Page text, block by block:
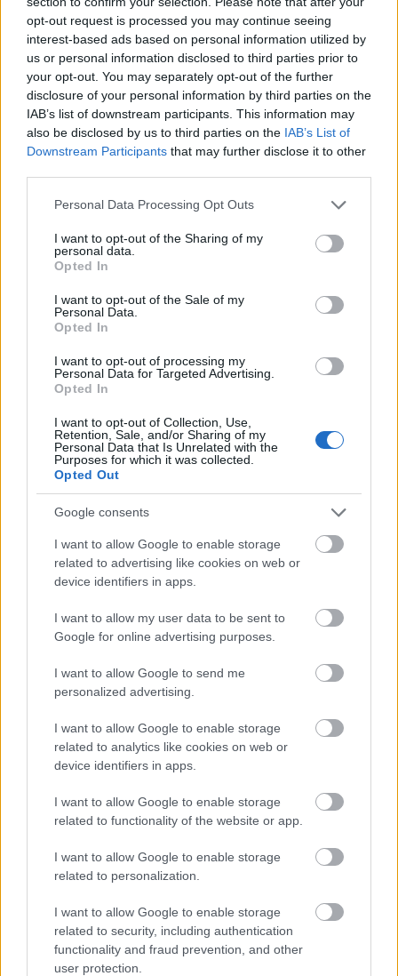
opt-out request is processed you may continue seeing
interest-based ads based on personal information utilized by
us or personal information disclosed to third parties prior to
your opt-out. You may separately opt-out of the further
disclosure of your personal information by third parties on the
IAB’s list of downstream participants. This information may
also be disclosed by us to third parties on the IAB’s List of
Downstream Participants that may further disclose it to other
Please note that this website/app uses one or more Google
not limited to your visit or usage behaviour. You may click to
grant or deny consent to Google and its third-party tags to
use your data for below specified purposes in below Google
consent section.
Personal Data Processing Opt Outs
I want to opt-out of the Sharing of my
personal data.
Opted In
I want to opt-out of the Sale of my
Personal Data.
Opted In
I want to opt-out of processing my
Personal Data for Targeted Advertising.
Opted In
I want to opt-out of Collection, Use,
Retention, Sale, and/or Sharing of my
Personal Data that Is Unrelated with the
Purposes for which it was collected.
Opted Out
Google consents
I want to allow Google to enable storage
related to advertising like cookies on web or
device identifiers in apps.
I want to allow my user data to be sent to
Google for online advertising purposes.
I want to allow Google to send me
personalized advertising.
I want to allow Google to enable storage
related to analytics like cookies on web or
device identifiers in apps.
I want to allow Google to enable storage
related to functionality of the website or app.
I want to allow Google to enable storage
related to personalization.
I want to allow Google to enable storage
related to security, including authentication
functionality and fraud prevention, and other
user protection.
Kontiolahden jäähdytetty latu avataan
perjantaina 11. lokakuuta. Myös Rovaniemen
hiihtokausi käynnistyy lokakuussa, kun
ensilumenlatu tehdään Ounasvaaralle. Samoin
hiihtämään pääsee niin Levillä kuin
Ylläkselläkin heti ensipakkasilla.
Keski-Suomessa ladulle päästään viimeistään
säilölumiladulla, mutta aiempikin avaus on
mahdollista, mikäli sää kylmenee ja Saarijärven
Pohjois-Pohjanmaalla Pyhäjärven
Honkavuorella, Pirkanmaalla Lempäälässä ja
avautuvat ensilumenladut sään heti sen
salliessa.
Osa ensilumenladuista voi olla maksullisia.
– Maastohiihdon tiedotus
Tilaa uutiskirjeemme
LISÄÄ ARTIKKELEITA